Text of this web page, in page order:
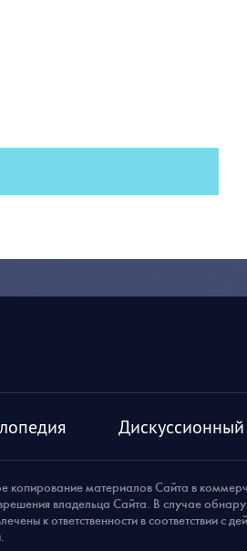
Дискуссионный
копирование материалов Сайта в
владельца Сайта. В случае
к ответственности в соответствии с